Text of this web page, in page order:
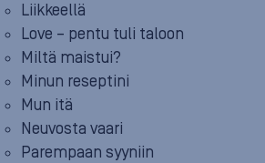
Liikkeellä
Love – pentu tuli taloon
Miltä maistui?
Minun reseptini
Mun itä
Neuvosta vaari
Parempaan syyniin